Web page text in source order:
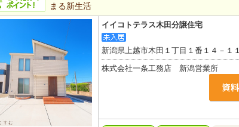
まる新生活
イイコトテラス木田分譲住宅
新潟県上越市木田１丁目１番１４－１１
株式会社一条工務店 新潟営業所